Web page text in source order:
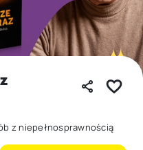
z niepełnosprawnością